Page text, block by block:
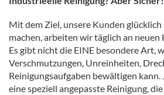
Mit dem Ziel, unsere Kunden
machen, arbeiten wir täglich an
Es gibt nicht die EINE besondere Art,
Verschmutzungen, Unreinheiten,
Reinigungsaufgaben bewältigen
eine speziell angepasste Reinigung,